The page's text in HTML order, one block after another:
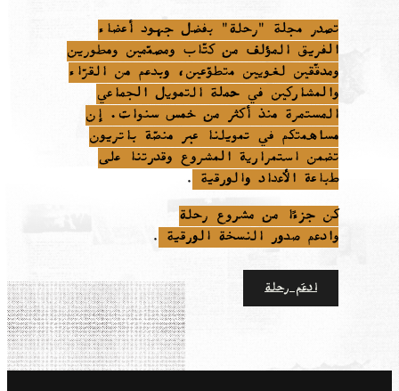
تصدر مجلة "رحلة" بفضل جهود أعضاء
الفريق المؤلف من كتّاب ومصمّمين ومطورين
ومدقّقين لغويين متطوّعين، وبدعم من القرّاء
والمشاركين في حملة التمويل الجماعي
المستمرة منذ أكثر من خمس سنوات. إن
مساهمتكم في تمويلنا عبر منصّة باتريون
تضمن استمرارية المشروع وقدرتنا على
طباعة الأعداد والورقية
.
كن جزءًا من مشروع رحلة
وادعم صدور النسخة الورقية
.
ادعَم رحلة